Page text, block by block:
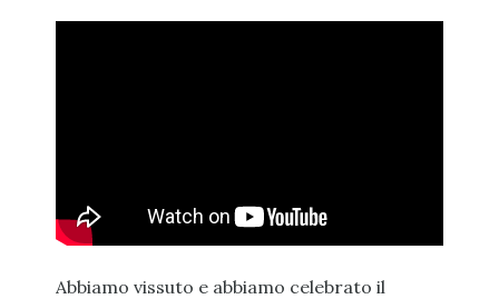
Abbiamo vissuto e abbiamo celebrato il